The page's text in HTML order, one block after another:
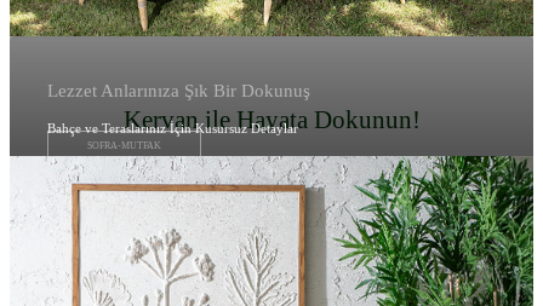
Lezzet Anlarınıza Şık Bir Dokunuş
SOFRA-MUTFAK
Bahçe ve Teraslarınız İçin Kusursuz Detaylar
Kervan ile Hayata Dokunun!